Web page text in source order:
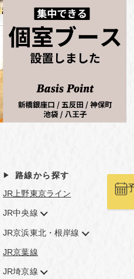
路線から探す
JR上野東京ライン
JR中央線
JR京浜東北・根岸線
JR京葉線
JR埼京線